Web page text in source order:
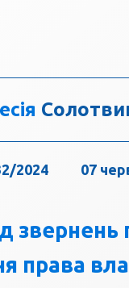
2024 07
права